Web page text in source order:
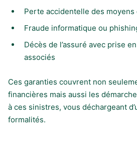
Perte accidentelle des moyens
Fraude informatique ou
Décès de l’assuré avec prise
associés
Ces garanties couvrent non
financières mais aussi les
à ces sinistres, vous déchargeant
formalités.